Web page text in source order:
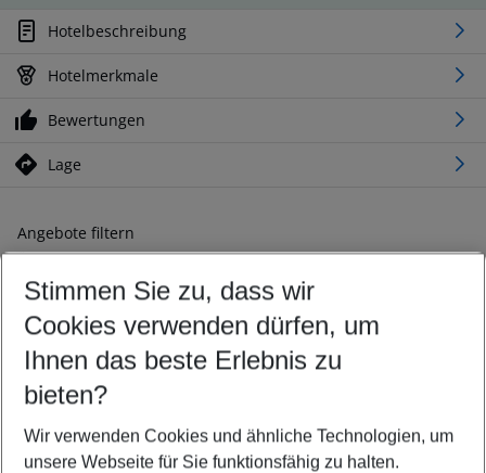
Hotelbeschreibung
Hotelmerkmale
Bewertungen
Lage
Angebote filtern
Ändern Sie Ihre Kriterien nach Ihren Wünschen
Abflughafen wählen
Beliebiger Abflughafen
Reisezeitraum wählen
10.08.26– 08.08.27 5-8 Nächte
2 Erwachsene Keine Kinder
Stimmen Sie zu, dass wir
Cookies verwenden dürfen, um
Ihnen das beste Erlebnis zu
bieten?
Wir verwenden Cookies und ähnliche Technologien, um
unsere Webseite für Sie funktionsfähig zu halten.